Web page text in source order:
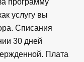
услугу вы
Списания
30 дней
Плата